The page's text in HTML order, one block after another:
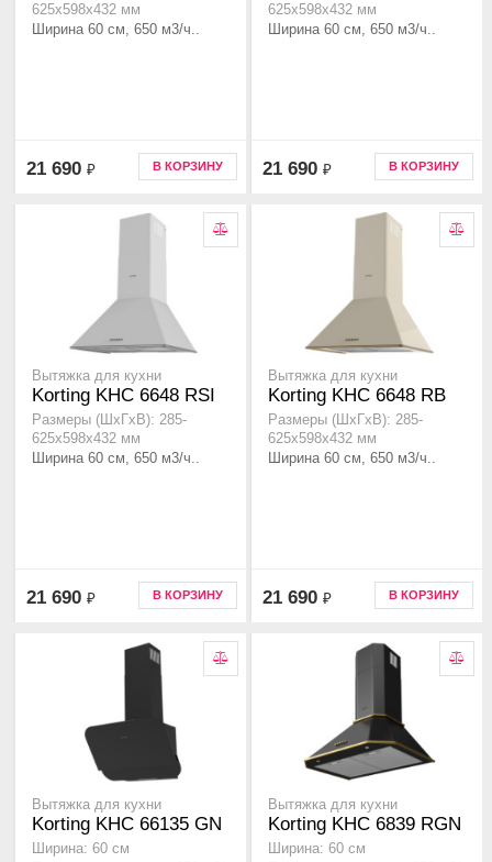
625х598х432 мм
Ширина 60 см, 650 м3/ч..
21 690 ₽ В КОРЗИНУ
625х598х432 мм
Ширина 60 см, 650 м3/ч..
21 690 ₽ В КОРЗИНУ
Вытяжка для кухни
Korting KHC 6648 RSI
Размеры (ШхГхВ): 285-
625х598х432 мм
Ширина 60 см, 650 м3/ч..
21 690 ₽ В КОРЗИНУ
Вытяжка для кухни
Korting KHC 6648 RB
Размеры (ШхГхВ): 285-
625х598х432 мм
Ширина 60 см, 650 м3/ч..
21 690 ₽ В КОРЗИНУ
Вытяжка для кухни
Korting KHC 66135 GN
Ширина: 60 см
Вытяжка для кухни
Korting KHC 6839 RGN
Ширина: 60 см